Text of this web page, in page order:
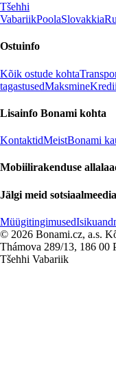
Tšehhi
VabariikPoolaSlovakkia
Ostuinfo
Kõik ostude kohta
tagastusedMaksmine
Lisainfo Bonami kohta
KontaktidMeistBonami
Mobiilirakenduse
Jälgi meid
Müügitingimused
© 2026 Bonami.cz, a.s.
Thámova 289/13, 186 00
Tšehhi Vabariik